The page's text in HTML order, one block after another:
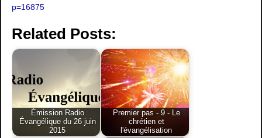
p=16875
Related Posts:
Émission Radio
Évangélique du 26 juin
2015
Premier pas - 9 - Le
chrétien et
l'évangélisation